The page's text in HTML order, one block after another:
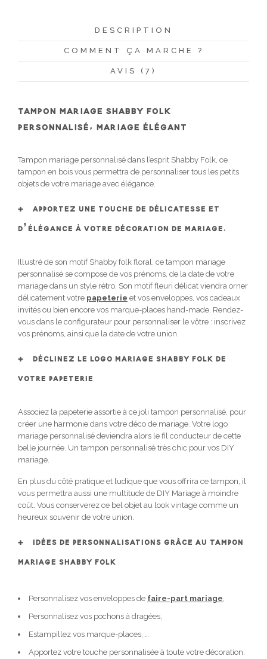
DESCRIPTION
COMMENT ÇA MARCHE ?
AVIS (7)
TAMPON MARIAGE SHABBY FOLK
PERSONNALISÉ, MARIAGE ÉLÉGANT
Tampon mariage personnalisé dans l’esprit Shabby Folk, ce
tampon en bois vous permettra de personnaliser tous les petits
objets de votre mariage avec élégance.
APPORTEZ UNE TOUCHE DE DÉLICATESSE ET
D’ÉLÉGANCE À VOTRE DÉCORATION DE MARIAGE.
Illustré de son motif Shabby folk floral, ce tampon mariage
personnalisé se compose de vos prénoms, de la date de votre
mariage dans un style rétro. Son motif fleuri délicat viendra orner
délicatement votre papeterie et vos enveloppes, vos cadeaux
invités ou bien encore vos marque-places hand-made. Rendez-
vous dans le configurateur pour personnaliser le vôtre : inscrivez
vos prénoms, ainsi que la date de votre union.
DÉCLINEZ LE LOGO MARIAGE SHABBY FOLK DE
VOTRE PAPETERIE
Associez la papeterie assortie à ce joli tampon personnalisé, pour
créer une harmonie dans votre déco de mariage. Votre logo
mariage personnalisé deviendra alors le fil conducteur de cette
belle journée. Un tampon personnalisé très chic pour vos DIY
mariage.
En plus du côté pratique et ludique que vous offrira ce tampon, il
vous permettra aussi une multitude de DIY Mariage à moindre
coût. Vous conserverez ce bel objet au look vintage comme un
heureux souvenir de votre union.
IDÉES DE PERSONNALISATIONS GRÂCE AU TAMPON
MARIAGE SHABBY FOLK
Personnalisez vos enveloppes de faire-part mariage
Personnalisez vos pochons à dragées,
Estampillez vos marque-places, …
Apportez votre touche personnalisée à toute votre décoration.